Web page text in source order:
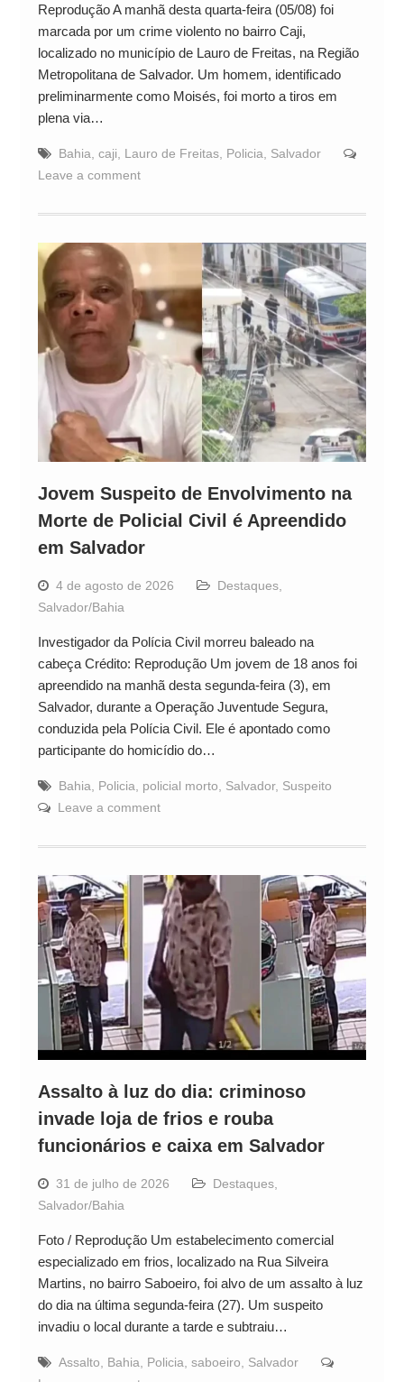
Reprodução A manhã desta quarta-feira (05/08) foi
marcada por um crime violento no bairro Caji,
localizado no município de Lauro de Freitas, na Região
Metropolitana de Salvador. Um homem, identificado
preliminarmente como Moisés, foi morto a tiros em
plena via…
Bahia caji Lauro de Freitas, Policia
Salvador
Leave a comment
Jovem Suspeito de Envolvimento na
Morte de Policial Civil é Apreendido
em Salvador
4 de agosto de 2026 Destaques,
Salvador/Bahia
Investigador da Polícia Civil morreu baleado na
cabeça Crédito: Reprodução Um jovem de 18 anos foi
apreendido na manhã desta segunda-feira (3), em
Salvador, durante a Operação Juventude Segura,
conduzida pela Polícia Civil. Ele é apontado como
participante do homicídio do…
Bahia Policia policial morto Salvador, Suspeito
Leave a comment
Assalto à luz do dia: criminoso
invade loja de frios e rouba
funcionários e caixa em Salvador
31 de julho de 2026 Destaques,
Salvador/Bahia
Foto / Reprodução Um estabelecimento comercial
especializado em frios, localizado na Rua Silveira
Martins, no bairro Saboeiro, foi alvo de um assalto à luz
do dia na última segunda-feira (27). Um suspeito
invadiu o local durante a tarde e subtraiu…
Assalto Bahia Policia saboeiro
Salvador